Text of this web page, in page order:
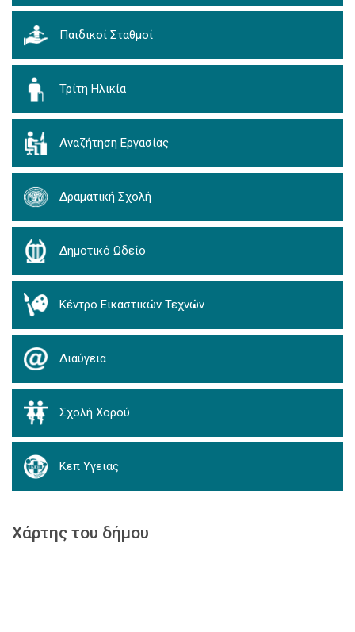
Παιδικοί Σταθμοί
Τρίτη Ηλικία
Αναζήτηση Εργασίας
Δραματική Σχολή
Δημοτικό Ωδείο
Κέντρο Εικαστικών Τεχνών
Διαύγεια
Σχολή Χορού
Κεπ Υγειας
Χάρτης του δήμου